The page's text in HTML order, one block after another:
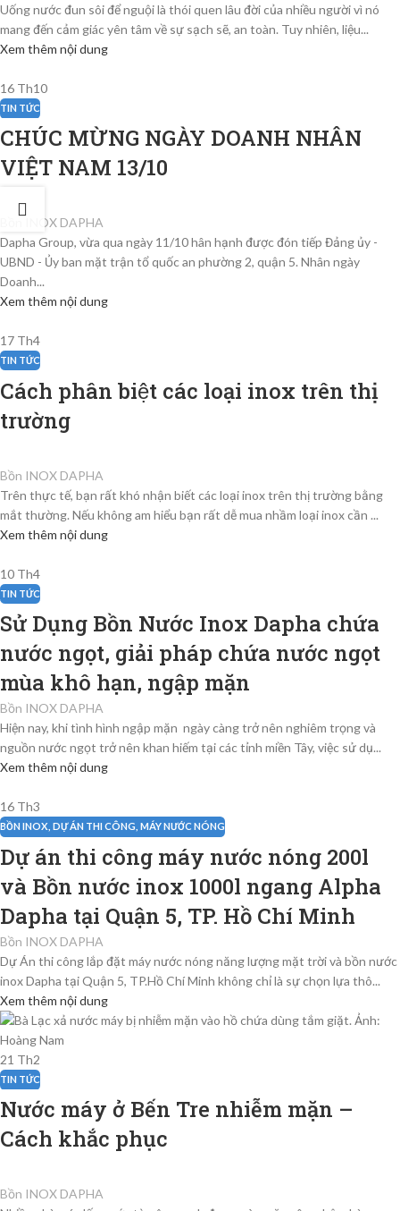
Uống nước đun sôi để nguội là thói quen lâu đời của nhiều người vì nó
mang đến cảm giác yên tâm về sự sạch sẽ, an toàn. Tuy nhiên, liệu...
Xem thêm nội dung
16 Th10
TIN TỨC
CHÚC MỪNG NGÀY DOANH NHÂN
VIỆT NAM 13/10
Bồn INOX DAPHA
Dapha Group, vừa qua ngày 11/10 hân hạnh được đón tiếp Đảng ủy -
UBND - Ủy ban mặt trận tổ quốc an phường 2, quận 5. Nhân ngày
Doanh...
Xem thêm nội dung
17 Th4
TIN TỨC
Cách phân biệt các loại inox trên thị
trường
Bồn INOX DAPHA
Trên thực tế, bạn rất khó nhận biết các loại inox trên thị trường bằng
mắt thường. Nếu không am hiểu bạn rất dễ mua nhầm loại inox cần ...
Xem thêm nội dung
10 Th4
TIN TỨC
Sử Dụng Bồn Nước Inox Dapha chứa
nước ngọt, giải pháp chứa nước ngọt
mùa khô hạn, ngập mặn
Bồn INOX DAPHA
Hiện nay, khi tình hình ngập mặn ngày càng trở nên nghiêm trọng và
nguồn nước ngọt trở nên khan hiếm tại các tỉnh miền Tây, việc sử dụ...
Xem thêm nội dung
16 Th3
BỒN INOX DỰ ÁN THI CÔNG MÁY NƯỚC NÓNG
Dự án thi công máy nước nóng 200l
và Bồn nước inox 1000l ngang Alpha
Dapha tại Quận 5, TP. Hồ Chí Minh
Bồn INOX DAPHA
Dự Án thi công lắp đặt máy nước nóng năng lượng mặt trời và bồn nước
inox Dapha tại Quận 5, TP.Hồ Chí Minh không chỉ là sự chọn lựa thô...
Xem thêm nội dung
21 Th2
TIN TỨC
Nước máy ở Bến Tre nhiễm mặn –
Cách khắc phục
Bồn INOX DAPHA